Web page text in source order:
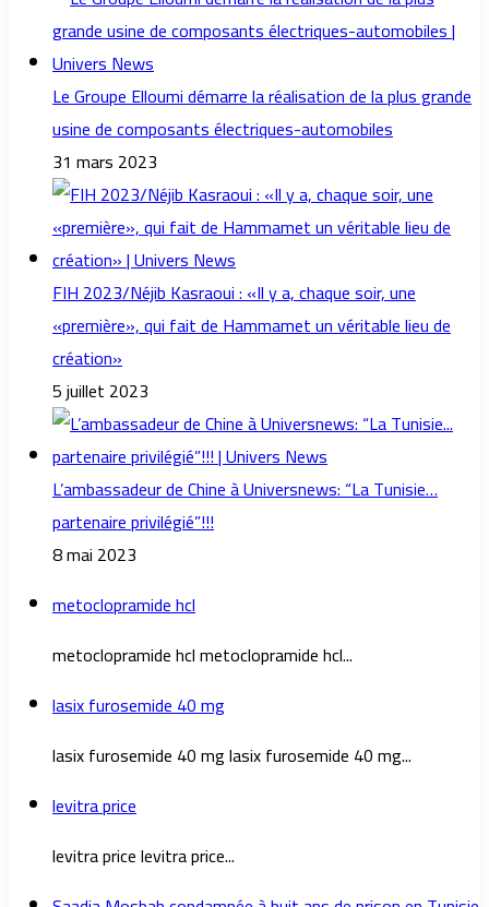
Le Groupe Elloumi démarre la réalisation de la plus grande
usine de composants électriques-automobiles
31 mars 2023
FIH 2023/Néjib Kasraoui : «Il y a, chaque soir, une
«première», qui fait de Hammamet un véritable lieu de
création»
5 juillet 2023
L’ambassadeur de Chine à Universnews: “La Tunisie…
partenaire privilégié”!!!
8 mai 2023
metoclopramide hcl
metoclopramide hcl metoclopramide hcl...
lasix furosemide 40 mg
lasix furosemide 40 mg lasix furosemide 40 mg...
levitra price
levitra price levitra price...